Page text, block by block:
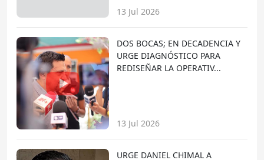
13 Jul 2026
DOS BOCAS; EN DECADENCIA Y
URGE DIAGNÓSTICO PARA
REDISEÑAR LA OPERATIV...
13 Jul 2026
URGE DANIEL CHIMAL A